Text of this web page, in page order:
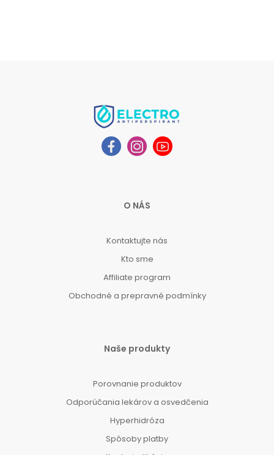
O NÁS
Kontaktujte nás
Kto sme
Affiliate program
Obchodné a prepravné podmínky
Naše produkty
Porovnanie produktov
Odporúčania lekárov a osvedčenia
Hyperhidróza
Spôsoby platby